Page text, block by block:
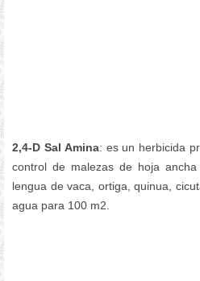
2,4-D Sal Amina: es un herbicida
control de malezas de hoja
lengua de vaca, ortiga, quinua,
agua para 100 m2.